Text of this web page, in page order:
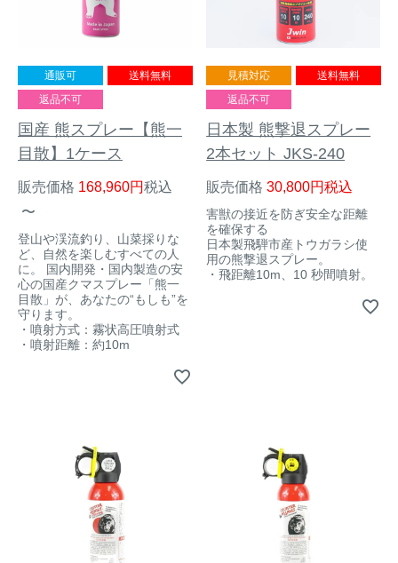
通販可
送料無料
返品不可
国産 熊スプレー【熊一
目散】1ケース
販売価格 168,960
税込
〜
登山や渓流釣り、山菜採りな
ど、自然を楽しむすべての人
に。 国内開発・国内製造の安
心の国産クマスプレー「熊一
目散」が、あなたの“もしも”を
守ります。
・噴射方式：霧状高圧噴射式
・噴射距離：約10m
見積対応
送料無料
返品不可
日本製 熊撃退スプレー
2本セット JKS-240
販売価格 30,800 税込
害獣の接近を防ぎ安全な距離
を確保する
日本製飛騨市産トウガラシ使
用の熊撃退スプレー。
・飛距離10m、10 秒間噴射。
（SDカード録画）
金網柵
箱わな（イノシシ・シ
忌避用品
漁網
対象動物から選ぶ
動物の種類から対策商品を選ぶ
イノシシ対策
アライグマ対策
サル対策
クマ対策
マングース対策
ヌートリア対策
ネズミ・モグラ対策